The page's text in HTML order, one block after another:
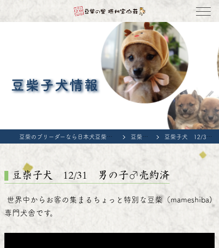
豆柴子犬情報
豆柴のブリーダーなら日本犬豆柴育成普及会 豆柴の里・摂州宝山荘 豆柴子犬情報 豆柴子犬 12/31 男の子♂売約済
豆柴子犬 12/31 男の子♂売約済
世界中からお客の集まるちょっと特別な豆柴（mameshiba)
専門犬舎です。